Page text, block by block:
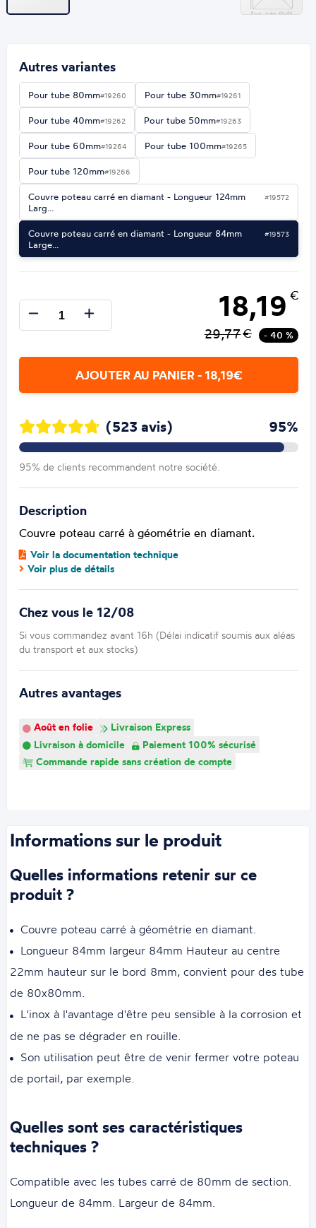
Autres variantes
Pour tube 80mm#19260 Pour tube 30mm#19261
Pour tube 40mm#19262 Pour tube 50mm#19263
Pour tube 60mm#19264 Pour tube 100mm#19265
Pour tube 120mm#19266
Couvre poteau carré en diamant - Longueur 124mm
Larg…
#19572
Couvre poteau carré en diamant - Longueur 84mm
Large…
#19573
18,19 €
29,77€ - 40 %
AJOUTER AU PANIER - 18,19€
(523 avis) 95%
95% de clients recommandent notre société.
Description
Couvre poteau carré à géométrie en diamant.
Voir la documentation technique
Voir plus de détails
Chez vous le 12/08
Si vous commandez avant 16h (Délai indicatif soumis aux aléas
du transport et aux stocks)
Autres avantages
Août en folie
Livraison Express
Livraison à domicile
Paiement 100% sécurisé
Commande rapide sans création de compte
Informations sur le produit
Quelles informations retenir sur ce
produit ?
Couvre poteau carré à géométrie en diamant.
Longueur 84mm largeur 84mm Hauteur au centre
22mm hauteur sur le bord 8mm, convient pour des tube
de 80x80mm.
L'inox à l'avantage d'être peu sensible à la corrosion et
de ne pas se dégrader en rouille.
Son utilisation peut être de venir fermer votre poteau
de portail, par exemple.
Quelles sont ses caractéristiques
techniques ?
Compatible avec les tubes carré de 80mm de section.
Longueur de 84mm. Largeur de 84mm.